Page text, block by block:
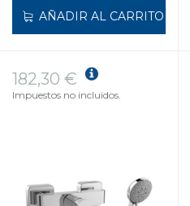
AÑADIR AL CARRITO
182,30 €
Impuestos no incluidos.